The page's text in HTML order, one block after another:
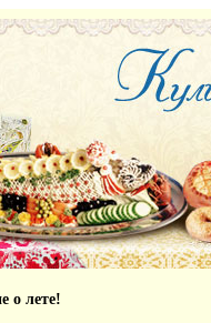
о лете!